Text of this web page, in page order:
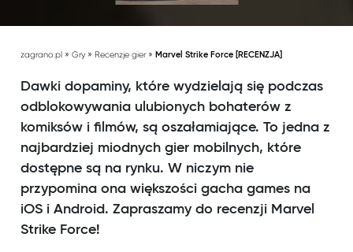
zagrano.pl »Gry» Recenzje gier »Marvel Strike Force [RECENZJA]
Dawki dopaminy, które wydzielają się podczas
odblokowywania ulubionych bohaterów z
komiksów i filmów, są oszałamiające. To jedna z
najbardziej miodnych gier mobilnych, które
dostępne są na rynku. W niczym nie
przypomina ona większości gacha games na
iOS i Android. Zapraszamy do recenzji Marvel
Strike Force!